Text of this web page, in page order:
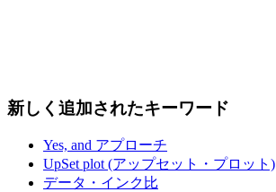
新しく追加されたキーワード
Yes, and アプローチ
UpSet plot (アップセット・プロット)
データ・インク比